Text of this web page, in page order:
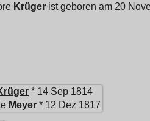
Krüger ist geboren am 20
* 14 Sep 1814
Meyer * 12 Dez 1817